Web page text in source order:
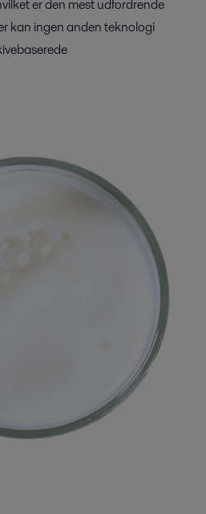
er den mest udfordrende
kan ingen anden teknologi